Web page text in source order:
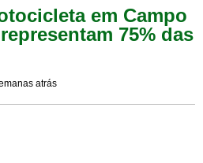
em Campo
75% das
atrás